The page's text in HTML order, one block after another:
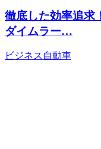
徹底した効率追求
ダイムラー…
ビジネス 自動車